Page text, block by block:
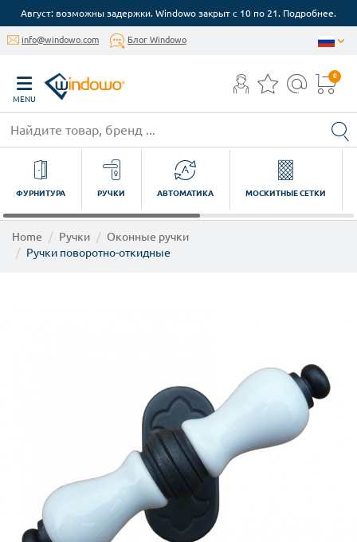
Август: возможны задержки. Windowo закрыт с 10 по 21. Подробнее.
info@windowo.com Блог Windowo
MENU
0
ФУРНИТУРА РУЧКИ АВТОМАТИКА МОСКИТНЫЕ СЕТКИ
Home Ручки
Оконные ручки
Ручки поворотно-откидные